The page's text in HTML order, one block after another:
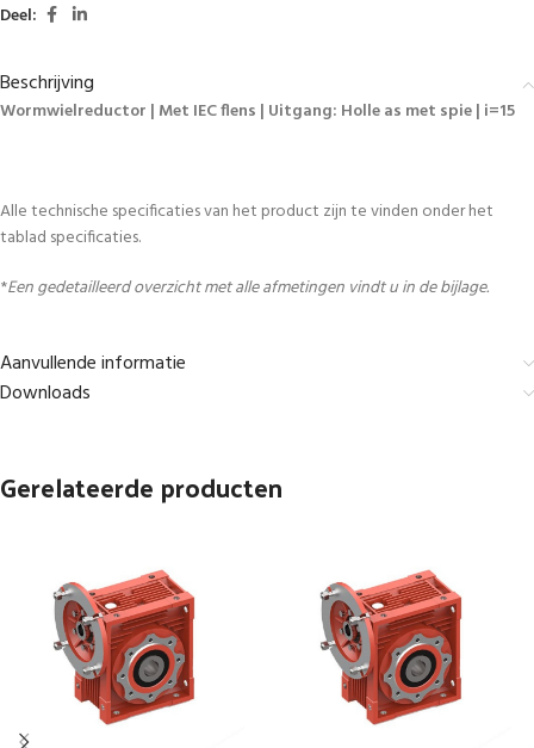
Deel:
Beschrijving
Wormwielreductor | Met IEC flens | Uitgang: Holle as met spie | i=15
Alle technische specificaties van het product zijn te vinden onder het
tablad specificaties.
*Een gedetailleerd overzicht met alle afmetingen vindt u in de bijlage.
Aanvullende informatie
Downloads
Gerelateerde producten